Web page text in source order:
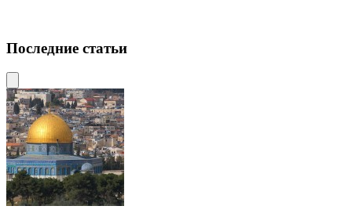
Последние статьи